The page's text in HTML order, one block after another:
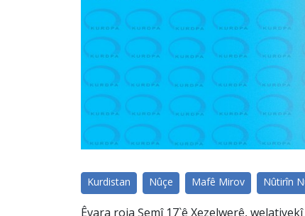
Kurdistan Nûçe Mafê Mirov Nûtirîn